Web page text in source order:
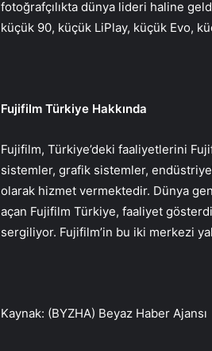
fotoğrafçılıkta dünya lideri haline
küçük 90, küçük LiPlay, küçük Evo,
Fujifilm Türkiye Hakkında
Fujifilm, Türkiye’deki faaliyetlerini
sistemler, grafik sistemler,
olarak hizmet vermektedir. Dünya
açan Fujifilm Türkiye, faaliyet
sergiliyor. Fujifilm’in bu iki merkezi
Kaynak: (BYZHA) Beyaz Haber Ajansı